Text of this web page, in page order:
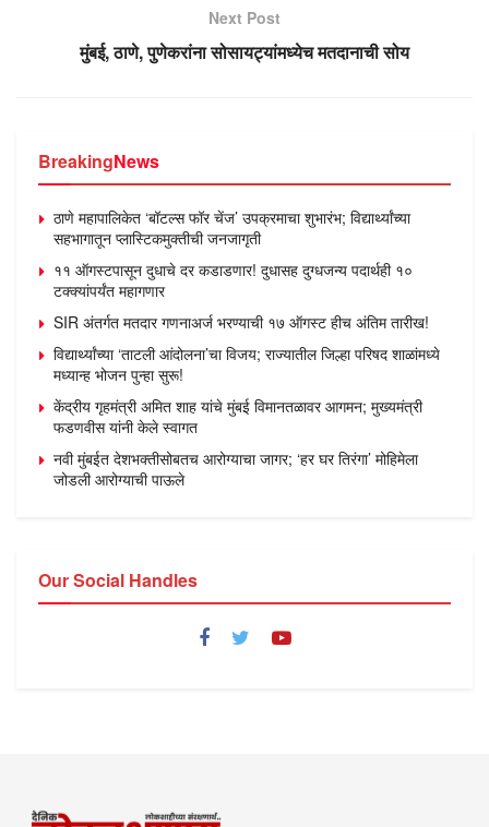
Next Post
मुंबई, ठाणे, पुणेकरांना सोसायट्यांमध्येच मतदानाची सोय
BreakingNews
ठाणे महापालिकेत ‘बॉटल्स फॉर चेंज’ उपक्रमाचा शुभारंभ; विद्यार्थ्यांच्या
सहभागातून प्लास्टिकमुक्तीची जनजागृती
११ ऑगस्टपासून दुधाचे दर कडाडणार! दुधासह दुग्धजन्य पदार्थही १०
टक्क्यांपर्यंत महागणार
SIR अंतर्गत मतदार गणनाअर्ज भरण्याची १७ ऑगस्ट हीच अंतिम तारीख!
विद्यार्थ्यांच्या ‘ताटली आंदोलना’चा विजय; राज्यातील जिल्हा परिषद शाळांमध्ये
मध्यान्ह भोजन पुन्हा सुरू!
केंद्रीय गृहमंत्री अमित शाह यांचे मुंबई विमानतळावर आगमन; मुख्यमंत्री
फडणवीस यांनी केले स्वागत
नवी मुंबईत देशभक्तीसोबतच आरोग्याचा जागर; ‘हर घर तिरंगा’ मोहिमेला
जोडली आरोग्याची पाऊले
Our Social Handles